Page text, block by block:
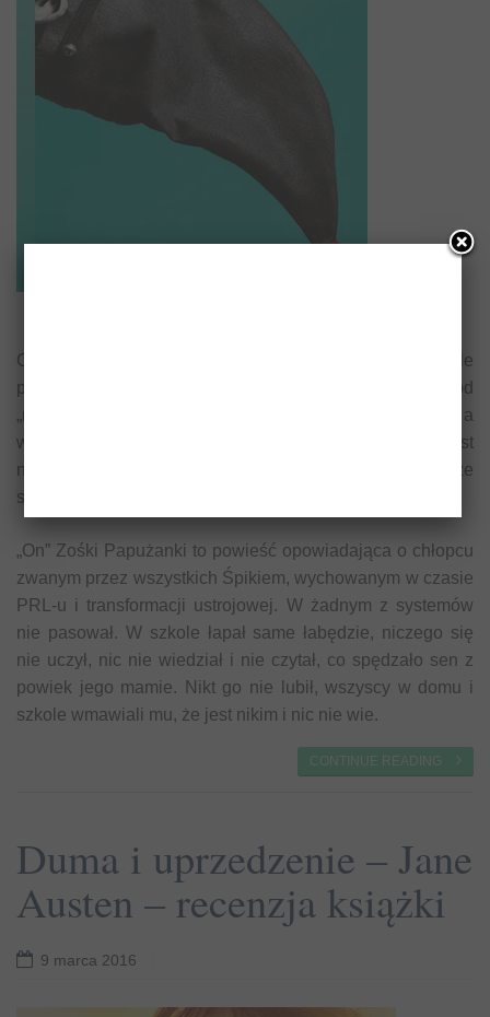
Co by było gdybyś żył w poukładanym świecie i nagle
pojawił się w nim ktoś, kto kompletnie odstaje od
„normalności”, kto nigdzie nie pasuje i nigdzie nie może, a
wręcz nie chce się wpasować? Właśnie o takim kimś jest
najnowsza książka Zośki Papużanki pt. „On”, która ukaże
się 16 marca.
„On” Zośki Papużanki to powieść opowiadająca o chłopcu
zwanym przez wszystkich Śpikiem, wychowanym w czasie
PRL-u i transformacji ustrojowej. W żadnym z systemów
nie pasował. W szkole łapał same łabędzie, niczego się
nie uczył, nic nie wiedział i nie czytał, co spędzało sen z
powiek jego mamie. Nikt go nie lubił, wszyscy w domu i
szkole wmawiali mu, że jest nikim i nic nie wie.
CONTINUE READING
Duma i uprzedzenie – Jane
Austen – recenzja książki
9 marca 2016